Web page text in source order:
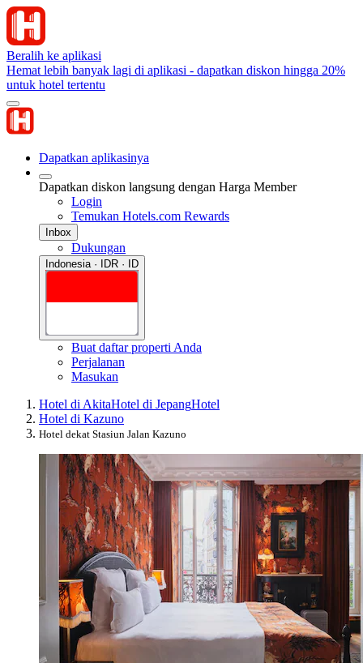
Beralih ke aplikasi
Hemat lebih banyak lagi di aplikasi - dapatkan diskon hingga 20%
untuk hotel tertentu
Dapatkan aplikasinya
Dapatkan diskon langsung dengan Harga Member
Login
Temukan Hotels.com Rewards
Inbox
Dukungan
Indonesia · IDR · ID
Buat daftar properti Anda
Perjalanan
Masukan
Hotel di AkitaHotel di JepangHotel
Hotel di Kazuno
Hotel dekat Stasiun Jalan Kazuno